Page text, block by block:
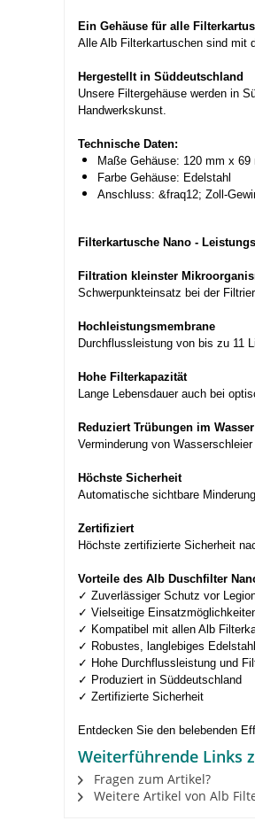
Ein Gehäuse für alle
Alle Alb Filterkartuschen sind mit
Hergestellt in Süddeutschland
Unsere Filtergehäuse werden in
Handwerkskunst.
Technische Daten:
Maße Gehäuse: 120 mm x 69
Farbe Gehäuse: Edelstahl
Anschluss: &fraq12; Zoll-
Filterkartusche Nano -
Filtration kleinster
Schwerpunkteinsatz bei der
Hochleistungsmembrane
Durchflussleistung von bis zu 11
Hohe Filterkapazität
Lange Lebensdauer auch bei
Reduziert Trübungen im Wasser
Verminderung von
Höchste Sicherheit
Automatische sichtbare
Zertifiziert
Höchste zertifizierte Sicherheit
Vorteile des Alb Duschfilter
✓ Zuverlässiger Schutz vor
✓ Vielseitige
✓ Kompatibel mit allen Alb
✓ Robustes, langlebiges
✓ Hohe Durchflussleistung und
✓ Produziert in Süddeutschland
✓ Zertifizierte Sicherheit
Entdecken Sie den belebenden
Weiterführende Links
Fragen zum Artikel?
Weitere Artikel von Alb